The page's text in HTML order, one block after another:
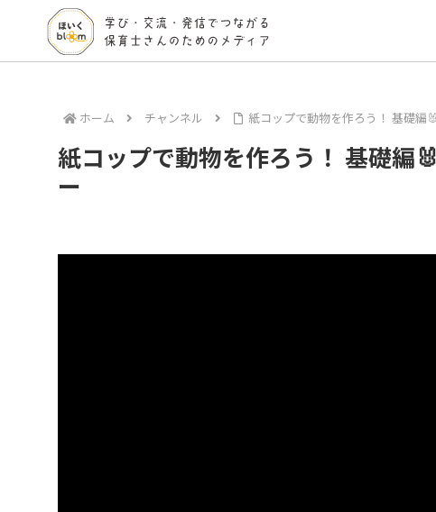
ホーム チャンネル 紙コップで動物を作ろう！ 基礎編
紙コップで動物を作ろう！ 基礎編
ー